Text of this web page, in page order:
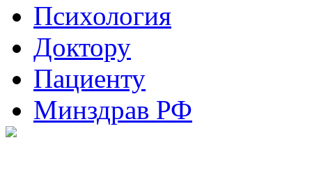
Психология
Доктору
Пациенту
Минздрав РФ